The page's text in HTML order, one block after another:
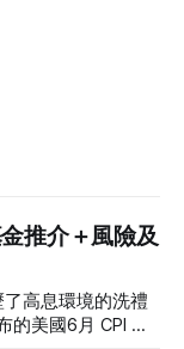
推介＋風險及
高息環境的洗禮
的美國6月 CPI 同